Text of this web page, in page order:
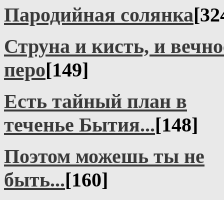
Пародийная солянка
Струна и кисть, и
перо[149]
Есть тайный план в
теченье Бытия...[148]
Поэтом можешь ты не
быть...[160]